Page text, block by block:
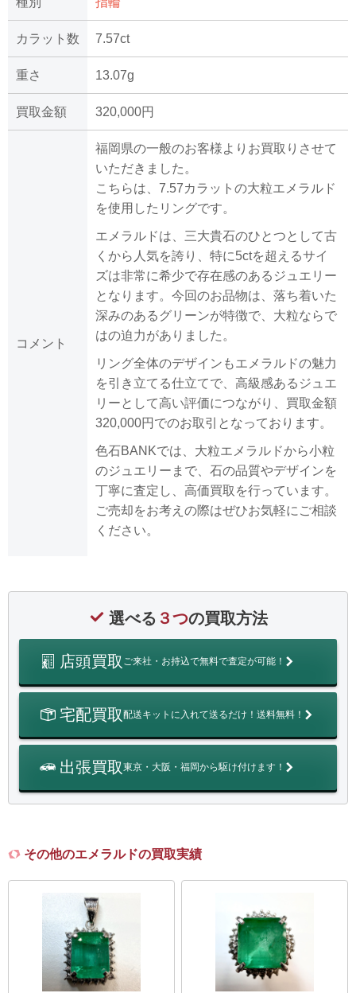
カラット数 7.57ct
重さ 13.07g
買取金額 320,000円
コメント
福岡県の一般のお客様よりお買取りさせて
いただきました。
こちらは、7.57カラットの大粒エメラルド
を使用したリングです。
エメラルドは、三大貴石のひとつとして古
くから人気を誇り、特に5ctを超えるサイ
ズは非常に希少で存在感のあるジュエリー
となります。今回のお品物は、落ち着いた
深みのあるグリーンが特徴で、大粒ならで
はの迫力がありました。
リング全体のデザインもエメラルドの魅力
を引き立てる仕立てで、高級感あるジュエ
リーとして高い評価につながり、買取金額
320,000円でのお取引となっております。
色石BANKでは、大粒エメラルドから小粒
のジュエリーまで、石の品質やデザインを
丁寧に査定し、高価買取を行っています。
ご売却をお考えの際はぜひお気軽にご相談
ください。
選べる ３つの買取方法
店頭買取 ご来社・お持込で無料で査定が可能！
宅配買取配送キットに入れて送るだけ！送料無料！
出張買取東京・大阪・福岡から駆け付けます！
その他のエメラルドの買取実績